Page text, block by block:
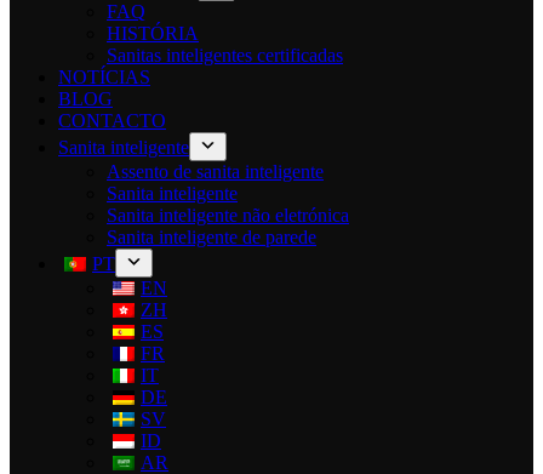
FAQ
HISTÓRIA
Sanitas inteligentes certificadas
NOTÍCIAS
BLOG
CONTACTO
Sanita inteligente
Assento de sanita inteligente
Sanita inteligente
Sanita inteligente não eletrónica
Sanita inteligente de parede
PT
EN
ZH
ES
FR
IT
DE
SV
ID
AR